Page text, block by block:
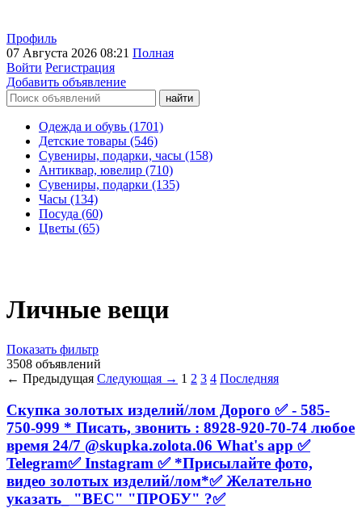
Профиль
07 Августа 2026 08:21 Полная
Войти Регистрация
Добавить объявление
Одежда и обувь (1701)
Детские товары (546)
Сувениры, подарки, часы (158)
Антиквар, ювелир (710)
Сувениры, подарки (135)
Часы (134)
Посуда (60)
Цветы (65)
Личные вещи
Показать фильтр
3508 объявлений
← Предыдущая Следующая → 1 2 3 4 Последняя
Скупка золотых изделий/лом Дорого ✅ - 585-
750-999 * Писать, звонить : 8928-920-70-74 любое
время 24/7 @skupka.zolota.06 What's app ✅
Telegram✅ Instagram ✅ *Присылайте фото,
видео золотых изделий/лом*✅ Желательно
указать_ "ВЕС" "ПРОБУ" ?✅